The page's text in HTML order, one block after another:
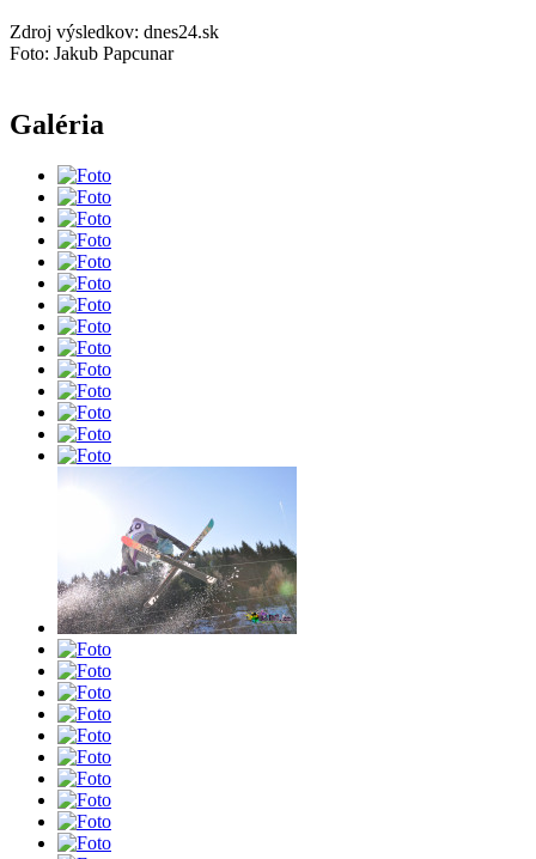
Zdroj výsledkov: dnes24.sk
Foto: Jakub Papcunar
Galéria